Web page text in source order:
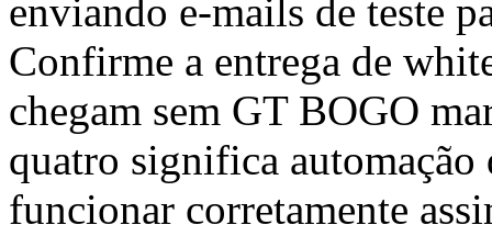
enviando e-mails de teste
Confirme a entrega de
chegam sem GT BOGO
quatro significa
funcionar corretamente